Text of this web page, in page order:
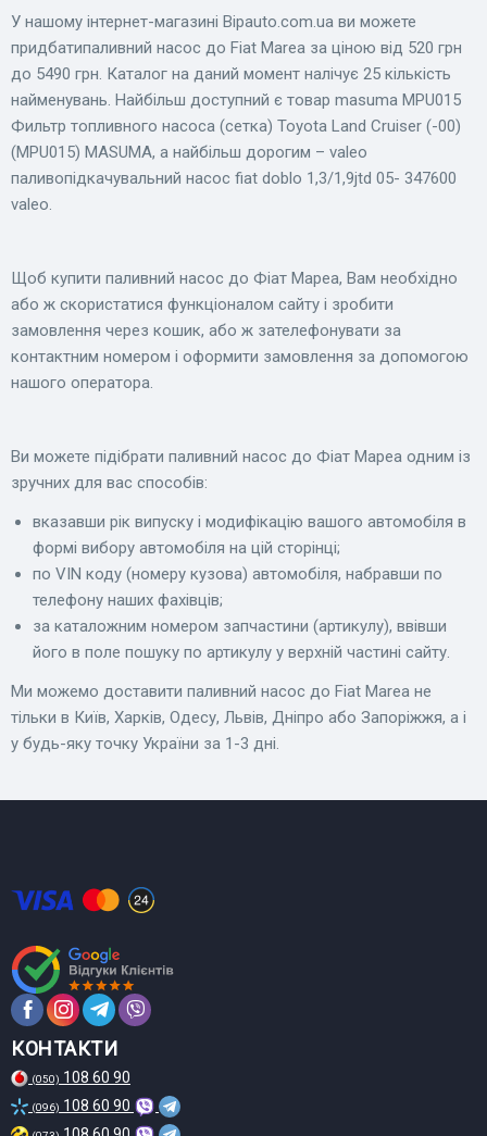
У нашому інтернет-магазині Bіpauto.com.ua ви можете
придбатипаливний насос до Fiat Marea за ціною від 520 грн
до 5490 грн. Каталог на даний момент налічує 25 кількість
найменувань. Найбільш доступний є товар masuma MPU015
Фильтр топливного насоса (сетка) Toyota Land Cruiser (-00)
(MPU015) MASUMA, а найбільш дорогим – valeo
паливопідкачувальний насос fiat doblo 1,3/1,9jtd 05- 347600
valeo.
Щоб купити паливний насос до Фіат Мареа, Вам необхідно
або ж скористатися функціоналом сайту і зробити
замовлення через кошик, або ж зателефонувати за
контактним номером і оформити замовлення за допомогою
нашого оператора.
Ви можете підібрати паливний насос до Фіат Мареа одним із
зручних для вас способів:
вказавши рік випуску і модифікацію вашого автомобіля в
формі вибору автомобіля на цій сторінці;
по VIN коду (номеру кузова) автомобіля, набравши по
телефону наших фахівців;
за каталожним номером запчастини (артикулу), ввівши
його в поле пошуку по артикулу у верхній частині сайту.
Ми можемо доставити паливний насос до Fiat Marea не
тільки в Київ, Харків, Одесу, Львів, Дніпро або Запоріжжя, а і
у будь-яку точку України за 1-3 дні.
КОНТАКТИ
(050) 108 60 90
(096) 108 60 90